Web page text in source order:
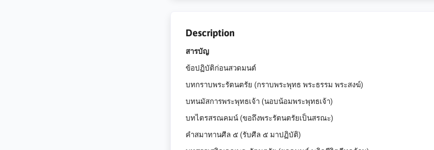
Description
สารบัญ
ข้อปฏิบัติก่อนสวดมนต์
บทกราบพระรัตนตรัย (กราบพระพุทธ พระธรรม พระสงฆ์)
บทนมัสการพระพุทธเจ้า (นอบน้อมพระพุทธเจ้า)
บทไตรสรณคมน์ (ขอถึงพระรัตนตรัยเป็นสรณะ)
คำสมาทานศีล ๕ (รับศีล ๕ มาปฏิบัติ)